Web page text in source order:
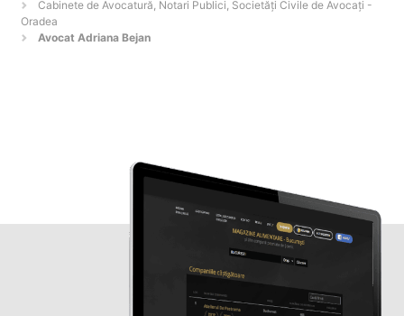
Cabinete de Avocatură, Notari Publici, Societăți Civile de Avocați -
Oradea
Avocat Adriana Bejan